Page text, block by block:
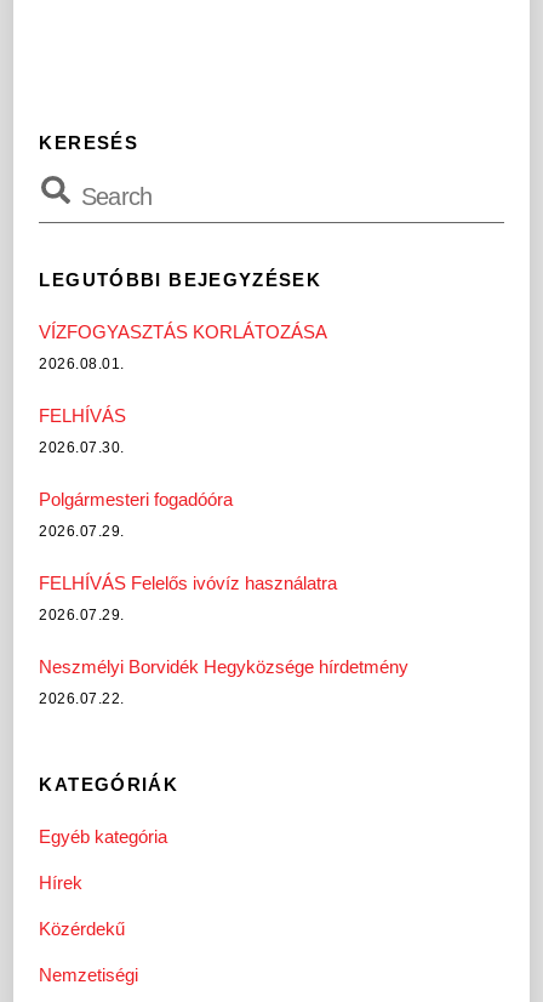
KERESÉS
LEGUTÓBBI BEJEGYZÉSEK
VÍZFOGYASZTÁS KORLÁTOZÁSA
2026.08.01.
FELHÍVÁS
2026.07.30.
Polgármesteri fogadóóra
2026.07.29.
FELHÍVÁS Felelős ivóvíz használatra
2026.07.29.
Neszmélyi Borvidék Hegyközsége hírdetmény
2026.07.22.
KATEGÓRIÁK
Egyéb kategória
Hírek
Közérdekű
Nemzetiségi